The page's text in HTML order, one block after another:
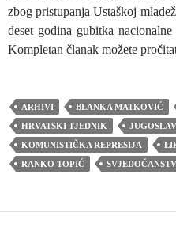
zbog pristupanja Ustaškoj
deset godina gubitka
Kompletan članak možete
ARHIVI BLANKA MATKOVIĆ
HRVATSKI TJEDNIK
KOMUNISTIČKA REPRESIJA
RANKO TOPIĆ